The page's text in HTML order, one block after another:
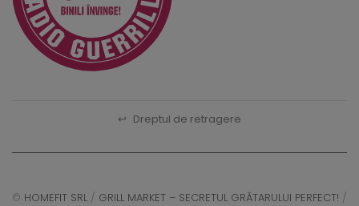
↩ Dreptul de retragere
© HOMEFIT SRL / GRILL MARKET – SECRETUL GRĂTARULUI PERFECT! /